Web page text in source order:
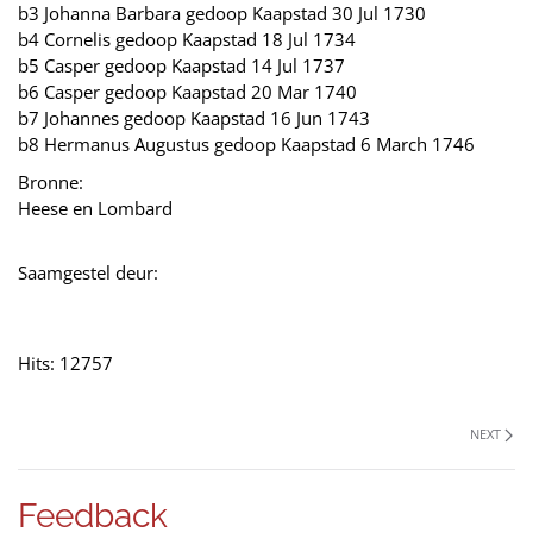
b3 Johanna Barbara gedoop Kaapstad 30 Jul 1730
b4 Cornelis gedoop Kaapstad 18 Jul 1734
b5 Casper gedoop Kaapstad 14 Jul 1737
b6 Casper gedoop Kaapstad 20 Mar 1740
b7 Johannes gedoop Kaapstad 16 Jun 1743
b8 Hermanus Augustus gedoop Kaapstad 6 March 1746
Bronne:
Heese en Lombard
Saamgestel deur:
Hits: 12757
NEXT
Feedback